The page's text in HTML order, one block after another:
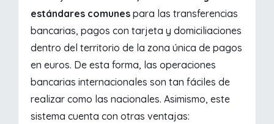
estándares comunespara las transferencias
bancarias, pagos con tarjeta y domiciliaciones
dentro del territorio de la zona única de pagos
en euros. De esta forma, las operaciones
bancarias internacionales son tan fáciles de
realizar como las nacionales. Asimismo, este
sistema cuenta con otras ventajas: